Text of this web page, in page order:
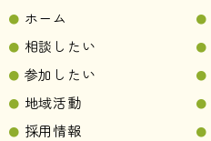
ホーム
相談したい
参加したい
地域活動
採用情報